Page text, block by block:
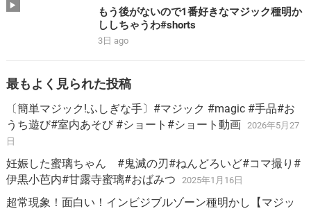
もう後がないので1番好きなマジック種明か
ししちゃうわ#shorts
3日 ago
最もよく見られた投稿
〔簡単マジック!ふしぎな手〕#マジック #magic #手品#お
うち遊び#室内あそび #ショート#ショート動画
2026年5月27
日
妊娠した蜜璃ちゃん #鬼滅の刃#ねんどろいど#コマ撮り#
伊黒小芭内#甘露寺蜜璃#おばみつ
2025年1月16日
超常現象！面白い！インビジブルゾーン種明かし【マジッ